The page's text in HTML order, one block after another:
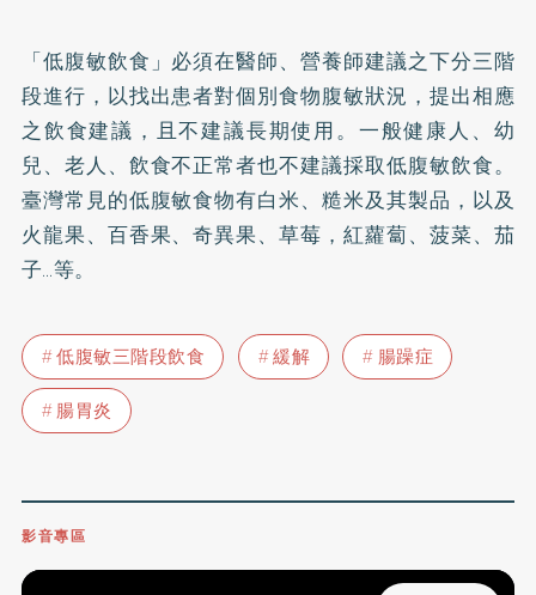
「低腹敏飲食」必須在醫師、營養師建議之下分三階
段進行，以找出患者對個別食物腹敏狀況，提出相應
之飲食建議，且不建議長期使用。一般健康人、幼
兒、老人、飲食不正常者也不建議採取低腹敏飲食。
臺灣常見的低腹敏食物有白米、糙米及其製品，以及
火龍果、百香果、奇異果、草莓，紅蘿蔔、菠菜、茄
子…等。
低腹敏三階段飲食 緩解
腸躁症
腸胃炎
影音專區